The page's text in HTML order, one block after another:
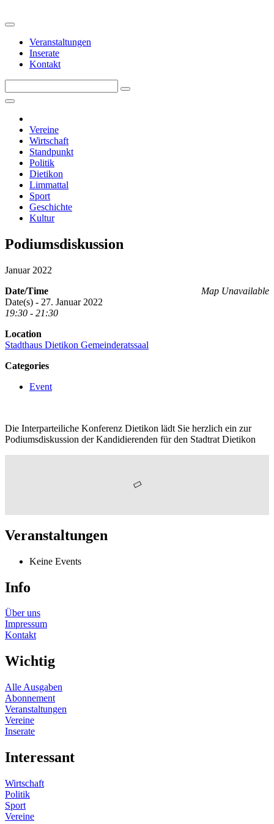
Veranstaltungen
Inserate
Kontakt
Vereine
Wirtschaft
Standpunkt
Politik
Dietikon
Limmattal
Sport
Geschichte
Kultur
Podiumsdiskussion
Januar 2022
Map Unavailable
Date/Time
Date(s) - 27. Januar 2022
19:30 - 21:30
Location
Stadthaus Dietikon Gemeinderatssaal
Categories
Event
Die Interparteiliche Konferenz Dietikon lädt Sie herzlich ein zur
Podiumsdiskussion der Kandidierenden für den Stadtrat Dietikon
Veranstaltungen
Keine Events
Info
Über uns
Impressum
Kontakt
Wichtig
Alle Ausgaben
Abonnement
Veranstaltungen
Vereine
Inserate
Interessant
Wirtschaft
Politik
Sport
Vereine